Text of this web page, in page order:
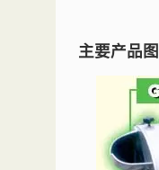
主要产品图